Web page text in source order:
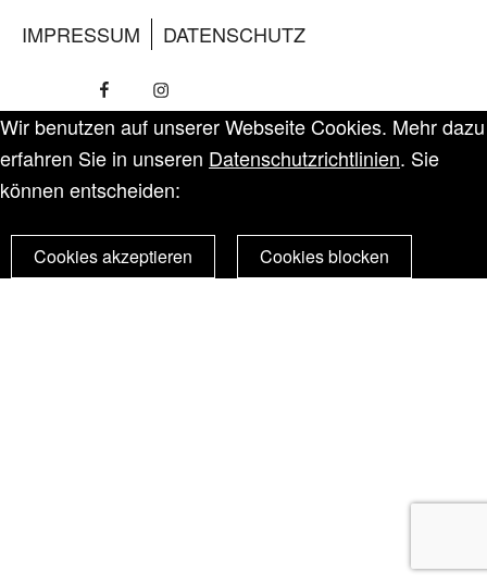
IMPRESSUM DATENSCHUTZ
Wir benutzen auf unserer Webseite Cookies. Mehr dazu
erfahren Sie in unseren Datenschutzrichtlinien. Sie
können entscheiden:
Cookies akzeptieren Cookies blocken